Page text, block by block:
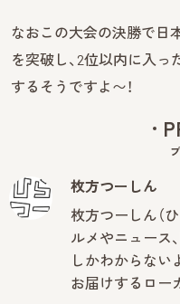
なおこの大会の決勝で日
を突破し、2位以内に入
するそうですよ〜！
枚方つーしん
枚方つーしん（
ルメやニュース
しかわからない
お届けするロー